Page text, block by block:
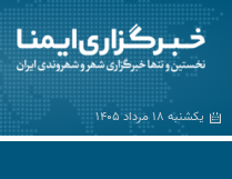
یکشنبه ۱۸ مرداد ۱۴۰۵